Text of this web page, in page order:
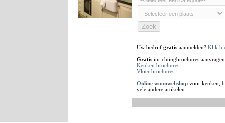
Uw bedrijf gratis aanmelden? Klik
Gratis inrichtingbrochures
Keuken brochures
Vloer brochures
Online woonwebshop voor keuken,
vele andere artikelen